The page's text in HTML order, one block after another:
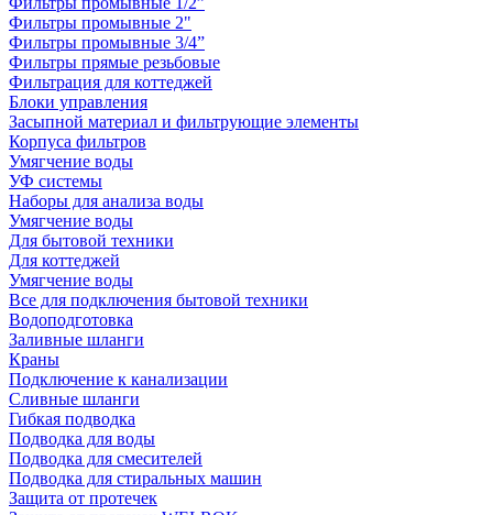
Фильтры промывные 2"
Фильтры промывные 3/4”
Фильтры прямые резьбовые
Фильтрация для коттеджей
Блоки управления
Засыпной материал и фильтрующие элементы
Корпуса фильтров
Умягчение воды
УФ системы
Наборы для анализа воды
Умягчение воды
Для бытовой техники
Для коттеджей
Умягчение воды
Все для подключения бытовой техники
Водоподготовка
Заливные шланги
Краны
Подключение к канализации
Сливные шланги
Гибкая подводка
Подводка для воды
Подводка для смесителей
Подводка для стиральных машин
Защита от протечек